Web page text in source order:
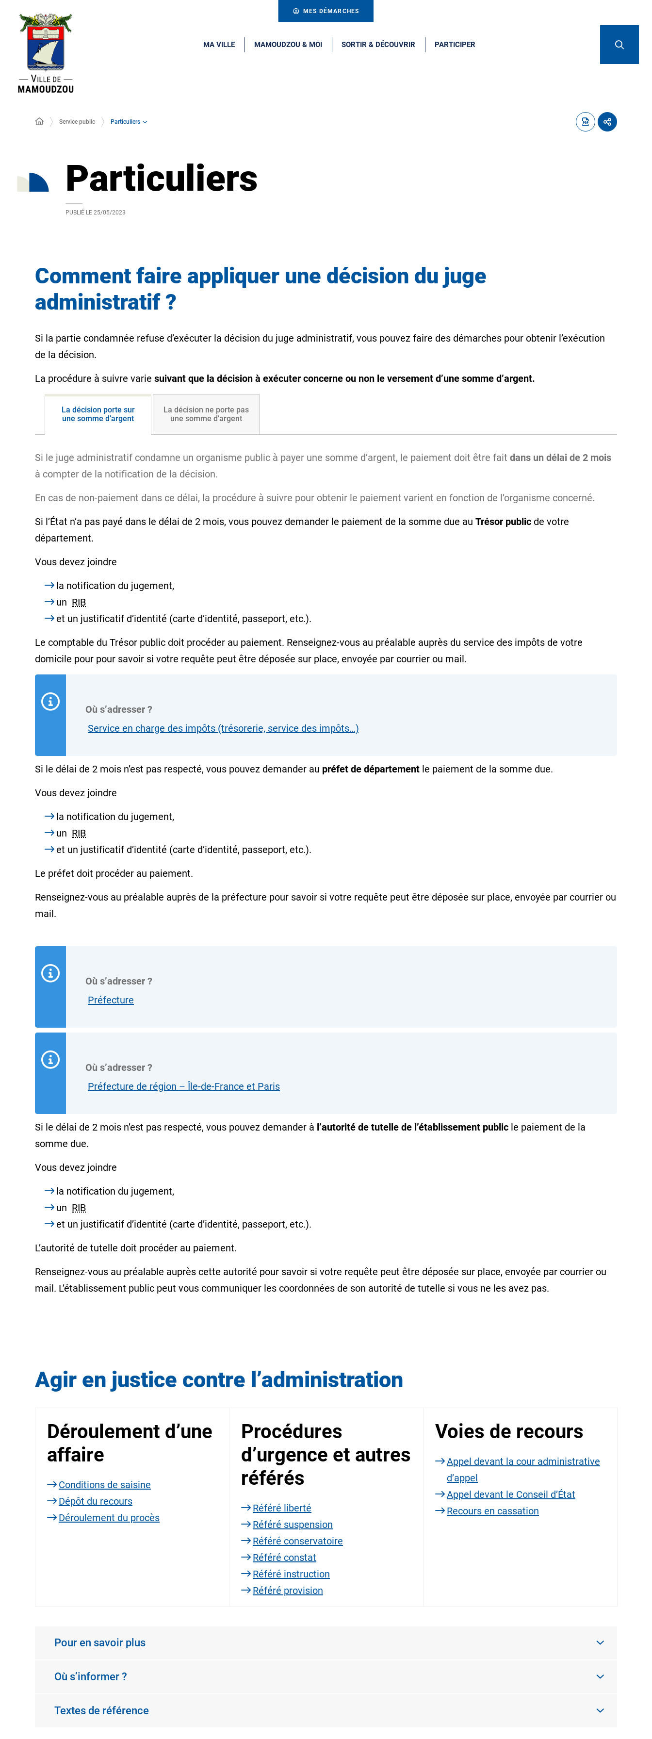
MES DÉMARCHES
MA VILLE MAMOUDZOU & MOI SORTIR & DÉCOUVRIR PARTICIPER
Service public Particuliers
Particuliers
PUBLIÉ LE 25/05/2023
Comment faire appliquer une décision du juge
administratif ?
Si la partie condamnée refuse d’exécuter la décision du juge administratif, vous pouvez faire des démarches pour obtenir l’exécution
de la décision.
La procédure à suivre varie suivant que la décision à exécuter concerne ou non le versement d’une somme d’argent.
La décision porte sur
une somme d’argent
La décision ne porte pas
une somme d’argent
Si le juge administratif condamne un organisme public à payer une somme d’argent, le paiement doit être fait dans un délai de 2 mois
à compter de la notification de la décision.
En cas de non-paiement dans ce délai, la procédure à suivre pour obtenir le paiement varient en fonction de l’organisme concerné.
Si l’État n’a pas payé dans le délai de 2 mois, vous pouvez demander le paiement de la somme due au Trésor public de votre
département.
Vous devez joindre
la notification du jugement,
un RIB
et un justificatif d’identité (carte d’identité, passeport, etc.).
Le comptable du Trésor public doit procéder au paiement. Renseignez-vous au préalable auprès du service des impôts de votre
domicile pour pour savoir si votre requête peut être déposée sur place, envoyée par courrier ou mail.
Où s’adresser ?
Service en charge des impôts (trésorerie, service des impôts…)
Si le délai de 2 mois n’est pas respecté, vous pouvez demander au préfet de département le paiement de la somme due.
Vous devez joindre
la notification du jugement,
un RIB
et un justificatif d’identité (carte d’identité, passeport, etc.).
Le préfet doit procéder au paiement.
Renseignez-vous au préalable auprès de la préfecture pour savoir si votre requête peut être déposée sur place, envoyée par courrier ou
mail.
Où s’adresser ?
Préfecture
Où s’adresser ?
Préfecture de région – Île-de-France et Paris
Si le délai de 2 mois n’est pas respecté, vous pouvez demander à l’autorité de tutelle de l’établissement public le paiement de la
somme due.
Vous devez joindre
la notification du jugement,
un RIB
et un justificatif d’identité (carte d’identité, passeport, etc.).
L’autorité de tutelle doit procéder au paiement.
Renseignez-vous au préalable auprès cette autorité pour savoir si votre requête peut être déposée sur place, envoyée par courrier ou
mail. L’établissement public peut vous communiquer les coordonnées de son autorité de tutelle si vous ne les avez pas.
Agir en justice contre l’administration
Déroulement d’une
affaire
Conditions de saisine
Dépôt du recours
Déroulement du procès
Procédures
d’urgence et autres
référés
Référé liberté
Référé suspension
Référé conservatoire
Référé constat
Référé instruction
Référé provision
Voies de recours
Appel devant la cour administrative
d’appel
Appel devant le Conseil d’État
Recours en cassation
Pour en savoir plus
Où s’informer ?
Textes de référence